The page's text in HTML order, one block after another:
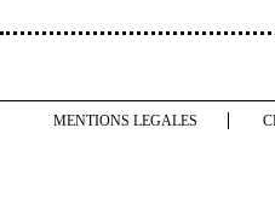
MENTIONS LEGALES